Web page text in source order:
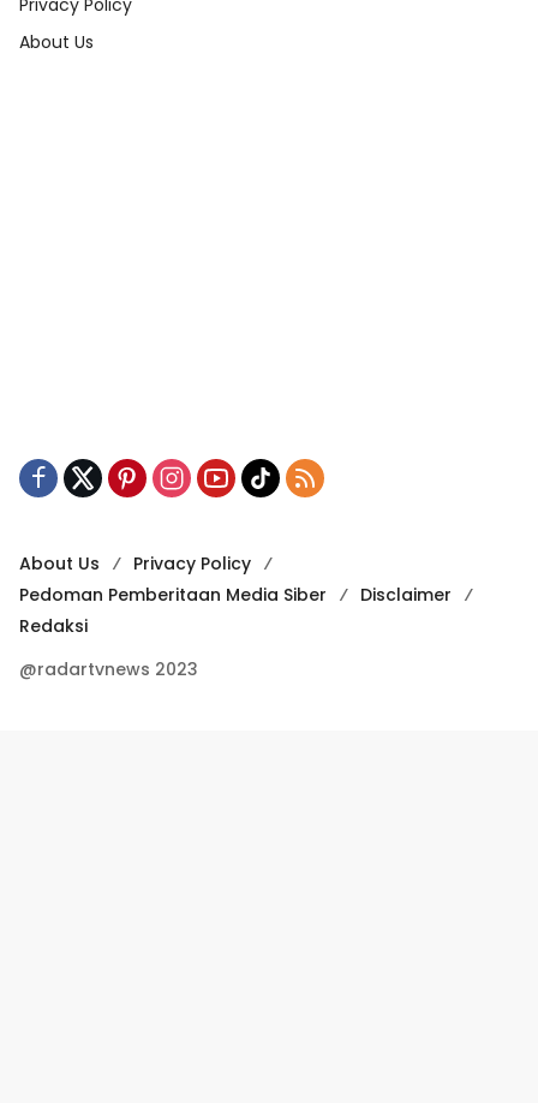
About Us
About Us
Privacy Policy
Pedoman Pemberitaan Media Siber
Disclaimer
Redaksi
@radartvnews 2023